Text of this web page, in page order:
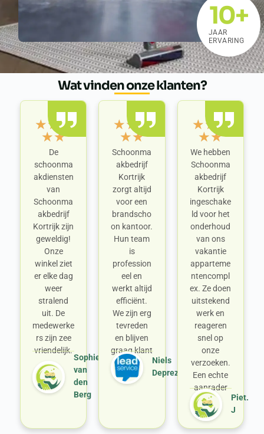
JAAR
ERVARING
10+
Wat vinden onze klanten?
★★★
★★
De
schoonma
akdiensten
van
Schoonma
akbedrijf
Kortrijk zijn
geweldig!
Onze
winkel ziet
er elke dag
weer
stralend
uit. De
medewerke
rs zijn zee
vriendelijk.
Sophie
van
den
Berg
★★★
★★
Schoonma
akbedrijf
Kortrijk
zorgt altijd
voor een
brandscho
on kantoor.
Hun team
is
profession
eel en
werkt altijd
efficiënt.
We zijn erg
tevreden
en blijven
graag klant
Niels
Deprez
★★★
★★
We hebben
Schoonma
akbedrijf
Kortrijk
ingeschake
ld voor het
onderhoud
van ons
vakantie
apparteme
ntencompl
ex. Ze doen
uitstekend
werk en
reageren
snel op
onze
verzoeken.
Een echte
aanrader
Piet.
J